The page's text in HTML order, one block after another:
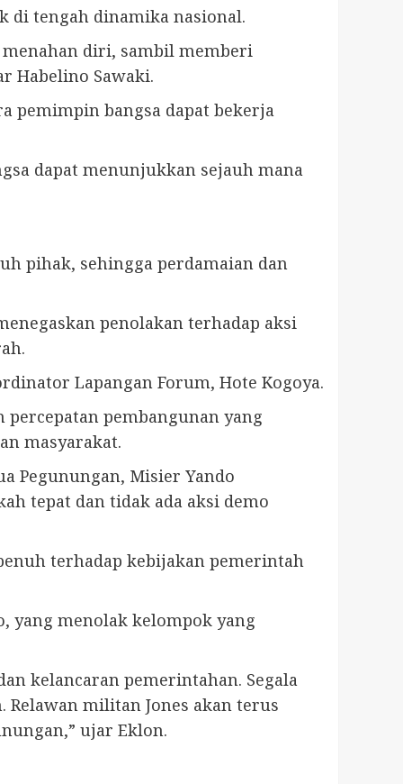
di tengah dinamika nasional.
diri, sambil memberi
Habelino Sawaki.
pemimpin bangsa dapat bekerja
dapat menunjukkan sejauh mana
pihak, sehingga perdamaian dan
penolakan terhadap aksi
Lapangan Forum, Hote Kogoya.
pembangunan yang
masyarakat.
Pegunungan, Misier Yando
tepat dan tidak ada aksi demo
terhadap kebijakan pemerintah
yang menolak kelompok yang
kelancaran pemerintahan. Segala
militan Jones akan terus
ujar Eklon.